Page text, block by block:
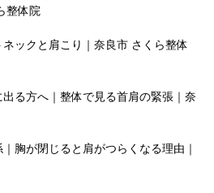
整体院
ックと肩こり｜奈良市 さくら整体
る方へ｜整体で見る首肩の緊張｜奈
胸が閉じると肩がつらくなる理由｜